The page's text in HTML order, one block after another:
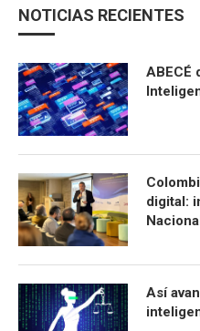
NOTICIAS RECIENTES
ABECÉ
digital:
Así